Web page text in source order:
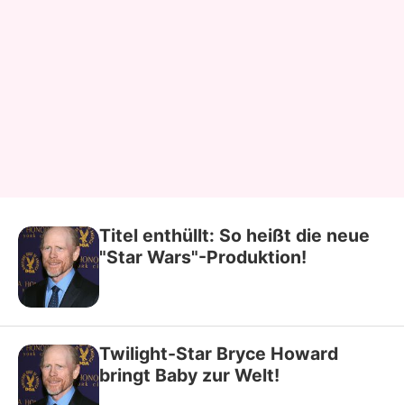
Titel enthüllt: So heißt die neue
"Star Wars"-Produktion!
Twilight-Star Bryce Howard
bringt Baby zur Welt!